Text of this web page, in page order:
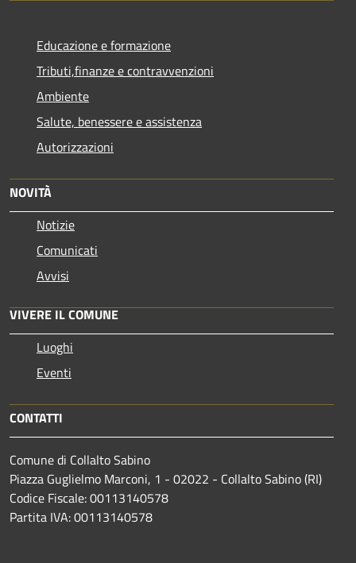
Educazione e formazione
Tributi,finanze e contravvenzioni
Ambiente
Salute, benessere e assistenza
Autorizzazioni
NOVITÀ
Notizie
Comunicati
Avvisi
VIVERE IL COMUNE
Luoghi
Eventi
CONTATTI
Comune di Collalto Sabino
Piazza Guglielmo Marconi, 1 - 02022 - Collalto Sabino (RI)
Codice Fiscale: 00113140578
Partita IVA: 00113140578